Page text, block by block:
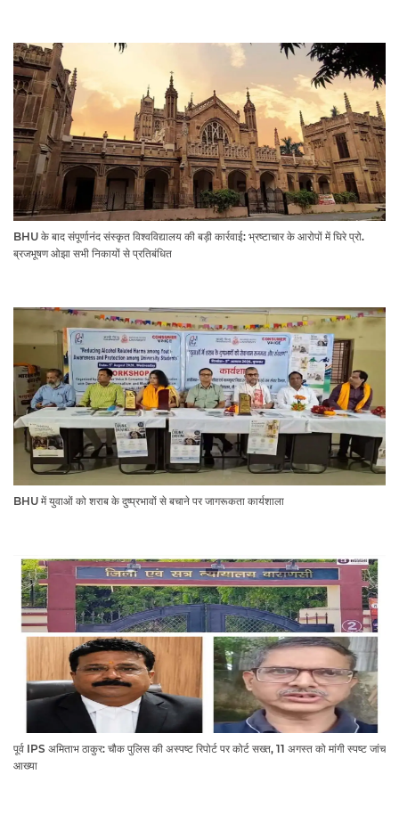
BHU के बाद संपूर्णानंद संस्कृत विश्वविद्यालय की बड़ी कार्रवाई: भ्रष्टाचार के आरोपों में घिरे प्रो.
ब्रजभूषण ओझा सभी निकायों से प्रतिबंधित
BHU में युवाओं को शराब के दुष्प्रभावों से बचाने पर जागरूकता कार्यशाला
पूर्व IPS अमिताभ ठाकुर: चौक पुलिस की अस्पष्ट रिपोर्ट पर कोर्ट सख्त, 11 अगस्त को मांगी स्पष्ट जांच
आख्या